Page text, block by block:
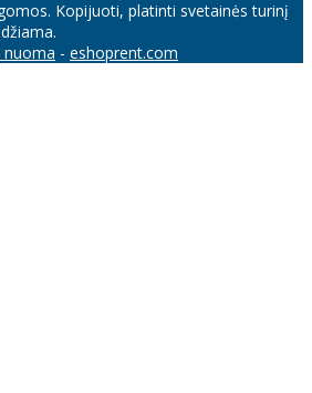
Kopijuoti, platinti svetainės turinį
nuoma - eshoprent.com